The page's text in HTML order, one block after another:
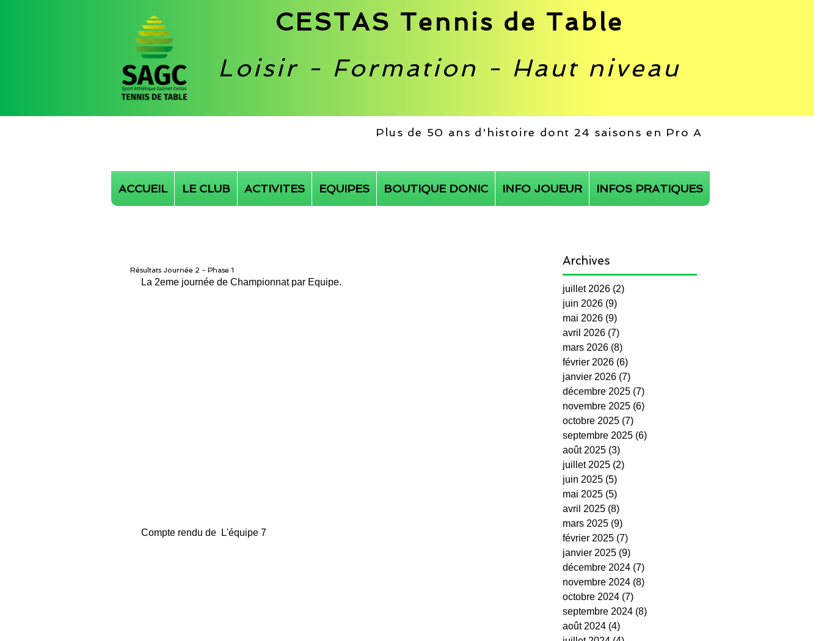
CESTAS Tennis de Table
Loisir - Formation - Haut niveau
Plus de 50 ans d'histoire dont 24 saisons en Pro A
ACCUEIL LE CLUB ACTIVITES EQUIPES BOUTIQUE DONIC INFO JOUEUR INFOS PRATIQUES
Résultats Journée 2 - Phase 1
La 2eme journée de Championnat par Equipe.
Compte rendu de  L'équipe 7
Archives
cestas fit ping tonic
video
juillet 2026 (2)
juin 2026 (9)
mai 2026 (9)
avril 2026 (7)
mars 2026 (8)
février 2026 (6)
janvier 2026 (7)
décembre 2025 (7)
novembre 2025 (6)
octobre 2025 (7)
septembre 2025 (6)
août 2025 (3)
juillet 2025 (2)
juin 2025 (5)
mai 2025 (5)
avril 2025 (8)
mars 2025 (9)
février 2025 (7)
janvier 2025 (9)
décembre 2024 (7)
novembre 2024 (8)
octobre 2024 (7)
septembre 2024 (8)
août 2024 (4)